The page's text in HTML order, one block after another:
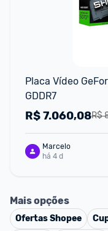
Placa Vídeo
GDDR7
R$
R$7.060,08
Marcelo
há 4 d
Mais opções
OfertasShopee